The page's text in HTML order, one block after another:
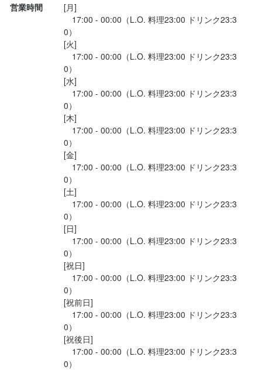
営業時間
[月]
17:00 - 00:00（L.O. 料理23:00 ドリンク23:3
0）
[火]
17:00 - 00:00（L.O. 料理23:00 ドリンク23:3
0）
[水]
17:00 - 00:00（L.O. 料理23:00 ドリンク23:3
0）
[木]
17:00 - 00:00（L.O. 料理23:00 ドリンク23:3
0）
[金]
17:00 - 00:00（L.O. 料理23:00 ドリンク23:3
0）
[土]
17:00 - 00:00（L.O. 料理23:00 ドリンク23:3
0）
[日]
17:00 - 00:00（L.O. 料理23:00 ドリンク23:3
0）
[祝日]
17:00 - 00:00（L.O. 料理23:00 ドリンク23:3
0）
[祝前日]
17:00 - 00:00（L.O. 料理23:00 ドリンク23:3
0）
[祝後日]
17:00 - 00:00（L.O. 料理23:00 ドリンク23:3
0）
業種不問・職種経験不問！
学歴不問！（中卒・高卒など問わず）
第二新卒の方もＯＫ
飲食店が初めてという方も大丈夫です。
できることから少しずつ始めましょう。
＜＜ こんな方にぴったり ＞＞
＊ コミュニケーションがしっかり取れる
＊ 素直で元気でやる気のある方
＊ 未経験から飲食店でキャリアアップしたい
＊ 飲食店で正社員として働いてみたい
＊ キッチンスタッフやホールスタッフの経験がある※年数は問わ
飲食店経験の方でも、
ファミリーレストラン・日本料理店・中華料理店・ラーメン店・
焼肉店・そば・うどん店・寿司店・居酒屋・喫茶店・ハンバーガ
ー店などなど、飲食店業態は問いません。
アルバイトしか経験がない方も歓迎！正社員デビュー応援！
お店の採用担当者からのメッセージ
少しでも興味をお持ちでしたら、ぜひお気軽にご応募ください。
一度、カジュアルにお話しましょう。ご応募を心よりお待ちして
業種不問・職種経験不問！
学歴不問！（中卒・高卒など問わず）
第二新卒の方もＯＫ
飲食店が初めてという方も大丈夫です。
できることから少しずつ始めましょう。
＜＜ こんな方にぴったり ＞＞
＊ コミュニケーションがしっかり取れる
＊ 素直で元気でやる気のある方
＊ 未経験から飲食店でキャリアアップしたい
＊ 飲食店で正社員として働いてみたい
＊ キッチンスタッフやホールスタッフの経験がある※年数は問わ
飲食店経験の方でも、
ファミリーレストラン・日本料理店・中華料理店・ラーメン店・
焼肉店・そば・うどん店・寿司店・居酒屋・喫茶店・ハンバーガ
ー店などなど、飲食店業態は問いません。
アルバイトしか経験がない方も歓迎！正社員デビュー応援！
お店の採用担当者からのメッセージ
少しでも興味をお持ちでしたら、ぜひお気軽にご応募ください。
一度、カジュアルにお話しましょう。ご応募を心よりお待ちして
業種不問・職種経験不問！
学歴不問！（中卒・高卒など問わず）
第二新卒の方もＯＫ
飲食店が初めてという方も大丈夫です。
できることから少しずつ始めましょう。
＜＜ こんな方にぴったり ＞＞
＊ コミュニケーションがしっかり取れる
＊ 素直で元気でやる気のある方
＊ 未経験から飲食店でキャリアアップしたい
＊ 飲食店で正社員として働いてみたい
＊ キッチンスタッフやホールスタッフの経験がある※年数は問わ
飲食店経験の方でも、
ファミリーレストラン・日本料理店・中華料理店・ラーメン店・
焼肉店・そば・うどん店・寿司店・居酒屋・喫茶店・ハンバーガ
ー店などなど、飲食店業態は問いません。
アルバイトしか経験がない方も歓迎！正社員デビュー応援！
お店の採用担当者からのメッセージ
少しでも興味をお持ちでしたら、ぜひお気軽にご応募ください。
一度、カジュアルにお話しましょう。ご応募を心よりお待ちして
法人名・事業者名
最終更新日2026/04/08
法人名・事業者名
最終更新日2026/04/08